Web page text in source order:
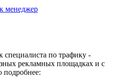
специалиста по трафику -
рекламных площадках и с
подробнее: